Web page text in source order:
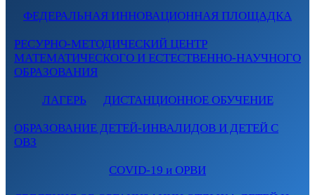
ФЕДЕРАЛЬНАЯ ИННОВАЦИОННАЯ ПЛОЩАДКА
РЕСУРНО-МЕТОДИЧЕСКИЙ ЦЕНТР
МАТЕМАТИЧЕСКОГО И ЕСТЕСТВЕННО-НАУЧНОГО
ОБРАЗОВАНИЯ
ЛАГЕРЬ ДИСТАНЦИОННОЕ ОБУЧЕНИЕ
ОБРАЗОВАНИЕ ДЕТЕЙ-ИНВАЛИДОВ И ДЕТЕЙ С
ОВЗ
COVID-19 и ОРВИ